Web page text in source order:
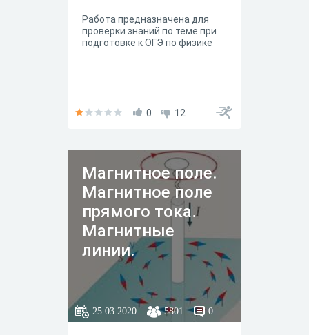
Работа предназначена для
проверки знаний по теме при
подготовке к ОГЭ по физике
0 12
Магнитное поле.
Магнитное поле
прямого тока.
Магнитные
линии.
25.03.2020 5801 0